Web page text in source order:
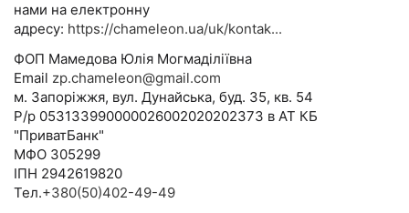
нами на електронну
адресу: https://chameleon.ua/uk/kontak...
ФОП Мамедова Юлія Могмаділіївна
Email zp.chameleon@gmail.com
м. Запоріжжя, вул. Дунайська, буд. 35, кв. 54
Р/р 053133990000026002020202373 в АТ КБ
"ПриватБанк"
МФО 305299
ІПН 2942619820
Тел.+380(50)402-49-49